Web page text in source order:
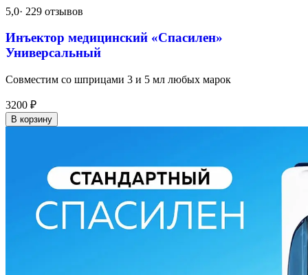
5,0· 229 отзывов
Инъектор медицинский «Спасилен»
Универсальный
Совместим со шприцами 3 и 5 мл любых марок
3200 ₽
В корзину